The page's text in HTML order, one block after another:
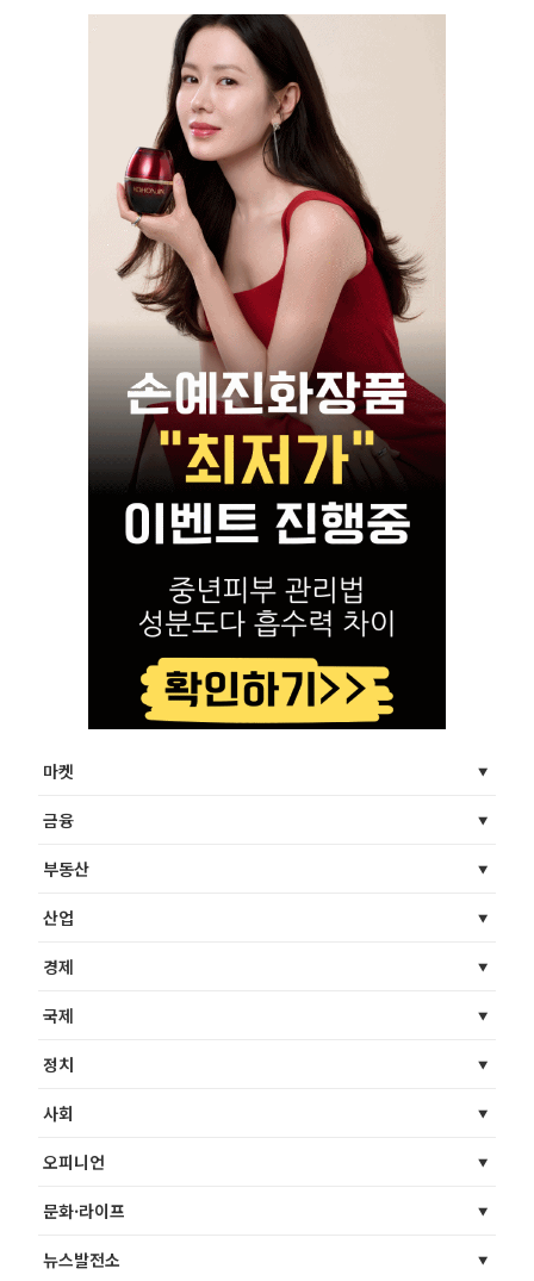
마켓
금융
부동산
산업
경제
국제
정치
사회
오피니언
문화·라이프
뉴스발전소